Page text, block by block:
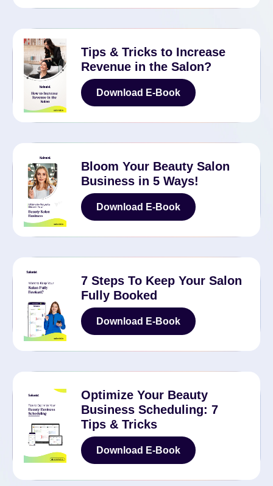
Download E-Book
Tips & Tricks to Increase
Revenue in the Salon?
Download E-Book
Download E-Book
Bloom Your Beauty Salon
Business in 5 Ways!
Download E-Book
Download E-Book
7 Steps To Keep Your Salon
Fully Booked
Download E-Book
Download E-Book
Optimize Your Beauty
Business Scheduling: 7
Tips & Tricks
Download E-Book
Download E-Book